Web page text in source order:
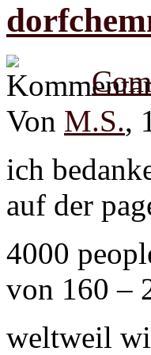
Von M.S.,
ich
auf der
4000
von 160 –
weltweil